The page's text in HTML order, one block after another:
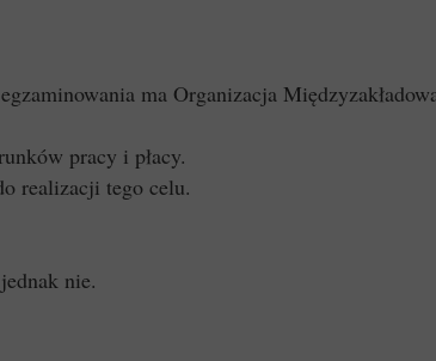
ma Organizacja
pracy i płacy.
realizacji tego celu.
nie.